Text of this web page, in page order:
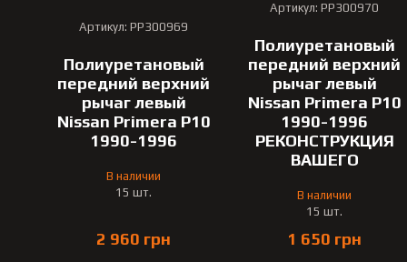
Артикул: PP300969
Полиуретановый
передний верхний
рычаг левый
Nissan Primera P10
1990-1996
В наличии
15 шт.
2 960 грн
Артикул: PP300970
Полиуретановый
передний верхний
рычаг левый
Nissan Primera P10
1990-1996
РЕКОНСТРУКЦИЯ
ВАШЕГО
В наличии
15 шт.
1 650 грн